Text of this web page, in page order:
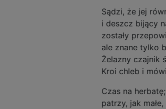
Sądzi, że jej
i deszcz bijący
zostały
ale znane tylko
Żelazny czajnik
Kroi chleb i
Czas na
patrzy, jak